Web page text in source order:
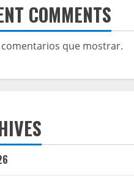
COMMENTS
comentarios que mostrar.